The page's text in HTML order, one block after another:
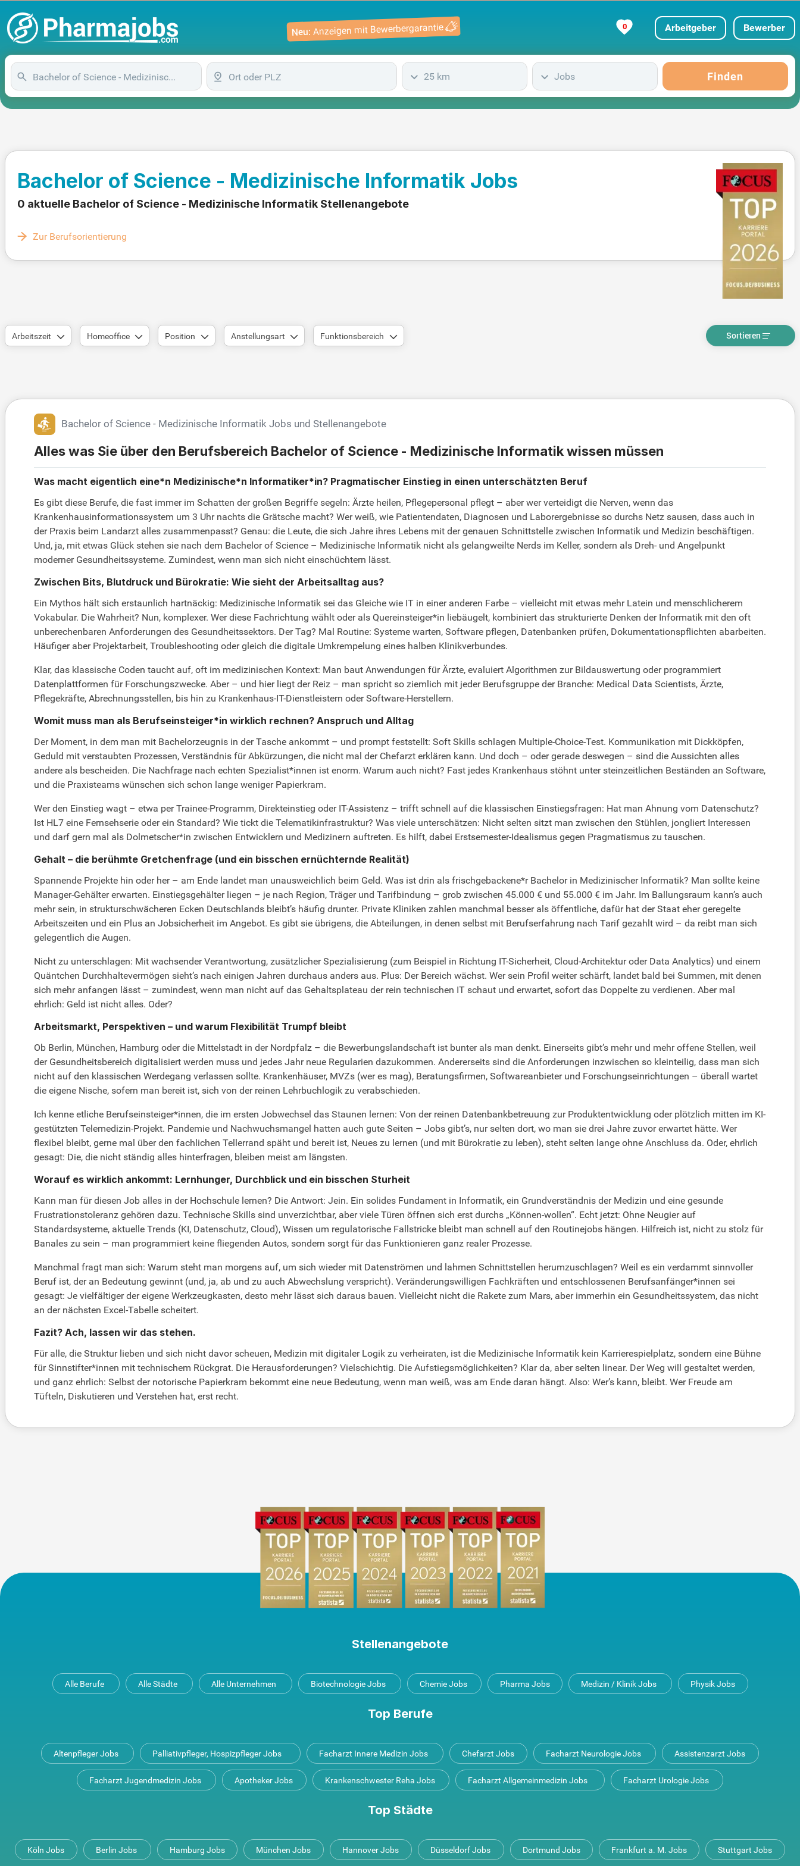
Neu: Anzeigen mit Bewerbergarantie 0 Arbeitgeber Bewerber
25 km Jobs Finden
Bachelor of Science - Medizinische Informatik Jobs
0 aktuelle Bachelor of Science - Medizinische Informatik Stellenangebote
Zur Berufsorientierung
Arbeitszeit Homeoffice Position Anstellungsart Funktionsbereich Sortieren
Bachelor of Science - Medizinische Informatik Jobs und Stellenangebote
Alles was Sie über den Berufsbereich Bachelor of Science - Medizinische Informatik wissen müssen
Was macht eigentlich eine*n Medizinische*n Informatiker*in? Pragmatischer Einstieg in einen unterschätzten Beruf
Es gibt diese Berufe, die fast immer im Schatten der großen Begriffe segeln: Ärzte heilen, Pflegepersonal pflegt – aber wer verteidigt die Nerven, wenn das
Krankenhausinformationssystem um 3 Uhr nachts die Grätsche macht? Wer weiß, wie Patientendaten, Diagnosen und Laborergebnisse so durchs Netz sausen, dass auch in
der Praxis beim Landarzt alles zusammenpasst? Genau: die Leute, die sich Jahre ihres Lebens mit der genauen Schnittstelle zwischen Informatik und Medizin beschäftigen.
Und, ja, mit etwas Glück stehen sie nach dem Bachelor of Science – Medizinische Informatik nicht als gelangweilte Nerds im Keller, sondern als Dreh- und Angelpunkt
moderner Gesundheitssysteme. Zumindest, wenn man sich nicht einschüchtern lässt.
Zwischen Bits, Blutdruck und Bürokratie: Wie sieht der Arbeitsalltag aus?
Ein Mythos hält sich erstaunlich hartnäckig: Medizinische Informatik sei das Gleiche wie IT in einer anderen Farbe – vielleicht mit etwas mehr Latein und menschlicherem
Vokabular. Die Wahrheit? Nun, komplexer. Wer diese Fachrichtung wählt oder als Quereinsteiger*in liebäugelt, kombiniert das strukturierte Denken der Informatik mit den oft
unberechenbaren Anforderungen des Gesundheitssektors. Der Tag? Mal Routine: Systeme warten, Software pflegen, Datenbanken prüfen, Dokumentationspflichten abarbeiten.
Häufiger aber Projektarbeit, Troubleshooting oder gleich die digitale Umkrempelung eines halben Klinikverbundes.
Klar, das klassische Coden taucht auf, oft im medizinischen Kontext: Man baut Anwendungen für Ärzte, evaluiert Algorithmen zur Bildauswertung oder programmiert
Datenplattformen für Forschungszwecke. Aber – und hier liegt der Reiz – man spricht so ziemlich mit jeder Berufsgruppe der Branche: Medical Data Scientists, Ärzte,
Pflegekräfte, Abrechnungsstellen, bis hin zu Krankenhaus-IT-Dienstleistern oder Software-Herstellern.
Womit muss man als Berufseinsteiger*in wirklich rechnen? Anspruch und Alltag
Der Moment, in dem man mit Bachelorzeugnis in der Tasche ankommt – und prompt feststellt: Soft Skills schlagen Multiple-Choice-Test. Kommunikation mit Dickköpfen,
Geduld mit verstaubten Prozessen, Verständnis für Abkürzungen, die nicht mal der Chefarzt erklären kann. Und doch – oder gerade deswegen – sind die Aussichten alles
andere als bescheiden. Die Nachfrage nach echten Spezialist*innen ist enorm. Warum auch nicht? Fast jedes Krankenhaus stöhnt unter steinzeitlichen Beständen an Software,
und die Praxisteams wünschen sich schon lange weniger Papierkram.
Wer den Einstieg wagt – etwa per Trainee-Programm, Direkteinstieg oder IT-Assistenz – trifft schnell auf die klassischen Einstiegsfragen: Hat man Ahnung vom Datenschutz?
Ist HL7 eine Fernsehserie oder ein Standard? Wie tickt die Telematikinfrastruktur? Was viele unterschätzen: Nicht selten sitzt man zwischen den Stühlen, jongliert Interessen
und darf gern mal als Dolmetscher*in zwischen Entwicklern und Medizinern auftreten. Es hilft, dabei Erstsemester-Idealismus gegen Pragmatismus zu tauschen.
Gehalt – die berühmte Gretchenfrage (und ein bisschen ernüchternde Realität)
Spannende Projekte hin oder her – am Ende landet man unausweichlich beim Geld. Was ist drin als frischgebackene*r Bachelor in Medizinischer Informatik? Man sollte keine
Manager-Gehälter erwarten. Einstiegsgehälter liegen – je nach Region, Träger und Tarifbindung – grob zwischen 45.000 € und 55.000 € im Jahr. Im Ballungsraum kann’s auch
mehr sein, in strukturschwächeren Ecken Deutschlands bleibt’s häufig drunter. Private Kliniken zahlen manchmal besser als öffentliche, dafür hat der Staat eher geregelte
Arbeitszeiten und ein Plus an Jobsicherheit im Angebot. Es gibt sie übrigens, die Abteilungen, in denen selbst mit Berufserfahrung nach Tarif gezahlt wird – da reibt man sich
gelegentlich die Augen.
Nicht zu unterschlagen: Mit wachsender Verantwortung, zusätzlicher Spezialisierung (zum Beispiel in Richtung IT-Sicherheit, Cloud-Architektur oder Data Analytics) und einem
Quäntchen Durchhaltevermögen sieht’s nach einigen Jahren durchaus anders aus. Plus: Der Bereich wächst. Wer sein Profil weiter schärft, landet bald bei Summen, mit denen
sich mehr anfangen lässt – zumindest, wenn man nicht auf das Gehaltsplateau der rein technischen IT schaut und erwartet, sofort das Doppelte zu verdienen. Aber mal
ehrlich: Geld ist nicht alles. Oder?
Arbeitsmarkt, Perspektiven – und warum Flexibilität Trumpf bleibt
Ob Berlin, München, Hamburg oder die Mittelstadt in der Nordpfalz – die Bewerbungslandschaft ist bunter als man denkt. Einerseits gibt’s mehr und mehr offene Stellen, weil
der Gesundheitsbereich digitalisiert werden muss und jedes Jahr neue Regularien dazukommen. Andererseits sind die Anforderungen inzwischen so kleinteilig, dass man sich
nicht auf den klassischen Werdegang verlassen sollte. Krankenhäuser, MVZs (wer es mag), Beratungsfirmen, Softwareanbieter und Forschungseinrichtungen – überall wartet
die eigene Nische, sofern man bereit ist, sich von der reinen Lehrbuchlogik zu verabschieden.
Ich kenne etliche Berufseinsteiger*innen, die im ersten Jobwechsel das Staunen lernen: Von der reinen Datenbankbetreuung zur Produktentwicklung oder plötzlich mitten im KI-
gestützten Telemedizin-Projekt. Pandemie und Nachwuchsmangel hatten auch gute Seiten – Jobs gibt’s, nur selten dort, wo man sie drei Jahre zuvor erwartet hätte. Wer
flexibel bleibt, gerne mal über den fachlichen Tellerrand späht und bereit ist, Neues zu lernen (und mit Bürokratie zu leben), steht selten lange ohne Anschluss da. Oder, ehrlich
gesagt: Die, die nicht ständig alles hinterfragen, bleiben meist am längsten.
Worauf es wirklich ankommt: Lernhunger, Durchblick und ein bisschen Sturheit
Kann man für diesen Job alles in der Hochschule lernen? Die Antwort: Jein. Ein solides Fundament in Informatik, ein Grundverständnis der Medizin und eine gesunde
Frustrationstoleranz gehören dazu. Technische Skills sind unverzichtbar, aber viele Türen öffnen sich erst durchs „Können-wollen“. Echt jetzt: Ohne Neugier auf
Standardsysteme, aktuelle Trends (KI, Datenschutz, Cloud), Wissen um regulatorische Fallstricke bleibt man schnell auf den Routinejobs hängen. Hilfreich ist, nicht zu stolz für
Banales zu sein – man programmiert keine fliegenden Autos, sondern sorgt für das Funktionieren ganz realer Prozesse.
Manchmal fragt man sich: Warum steht man morgens auf, um sich wieder mit Datenströmen und lahmen Schnittstellen herumzuschlagen? Weil es ein verdammt sinnvoller
Beruf ist, der an Bedeutung gewinnt (und, ja, ab und zu auch Abwechslung verspricht). Veränderungswilligen Fachkräften und entschlossenen Berufsanfänger*innen sei
gesagt: Je vielfältiger der eigene Werkzeugkasten, desto mehr lässt sich daraus bauen. Vielleicht nicht die Rakete zum Mars, aber immerhin ein Gesundheitssystem, das nicht
an der nächsten Excel-Tabelle scheitert.
Fazit? Ach, lassen wir das stehen.
Für alle, die Struktur lieben und sich nicht davor scheuen, Medizin mit digitaler Logik zu verheiraten, ist die Medizinische Informatik kein Karrierespielplatz, sondern eine Bühne
für Sinnstifter*innen mit technischem Rückgrat. Die Herausforderungen? Vielschichtig. Die Aufstiegsmöglichkeiten? Klar da, aber selten linear. Der Weg will gestaltet werden,
und ganz ehrlich: Selbst der notorische Papierkram bekommt eine neue Bedeutung, wenn man weiß, was am Ende daran hängt. Also: Wer’s kann, bleibt. Wer Freude am
Tüfteln, Diskutieren und Verstehen hat, erst recht.
Stellenangebote
Alle Berufe Alle Städte Alle Unternehmen Biotechnologie Jobs Chemie Jobs Pharma Jobs Medizin / Klinik Jobs Physik Jobs
Top Berufe
Altenpfleger Jobs Palliativpfleger, Hospizpfleger Jobs Facharzt Innere Medizin Jobs Chefarzt Jobs Facharzt Neurologie Jobs Assistenzarzt Jobs
Facharzt Jugendmedizin Jobs Apotheker Jobs Krankenschwester Reha Jobs Facharzt Allgemeinmedizin Jobs Facharzt Urologie Jobs
Top Städte
Köln Jobs Berlin Jobs Hamburg Jobs München Jobs Hannover Jobs Düsseldorf Jobs Dortmund Jobs Frankfurt a. M. Jobs Stuttgart Jobs